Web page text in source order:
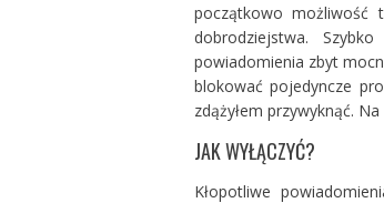
początkowo możliwość
dobrodziejstwa.
powiadomienia zbyt
blokować pojedyncze
zdążyłem przywyknąć.
JAK WYŁĄCZYĆ?
Kłopotliwe